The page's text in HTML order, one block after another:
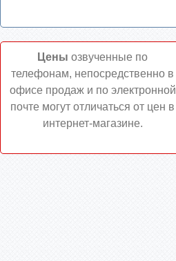
Цены озвученные по
телефонам, непосредственно в
офисе продаж и по электронной
почте могут отличаться от цен в
интернет-магазине.